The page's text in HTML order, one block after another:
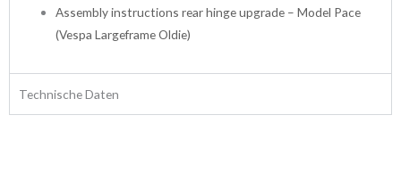
Assembly instructions rear hinge upgrade – Model Pace
(Vespa Largeframe Oldie)
Technische Daten